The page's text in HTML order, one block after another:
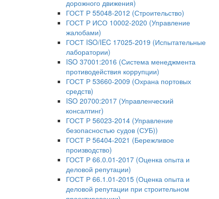
дорожного движения)
ГОСТ Р 55048-2012 (Строительство)
ГОСТ Р ИСО 10002-2020 (Управление
жалобами)
ГОСТ ISO/IEC 17025-2019 (Испытательные
лаборатории)
ISO 37001:2016 (Система менеджмента
противодействия коррупции)
ГОСТ Р 53660-2009 (Охрана портовых
средств)
ISO 20700:2017 (Управленческий
консалтинг)
ГОСТ Р 56023-2014 (Управление
безопасностью судов (СУБ))
ГОСТ Р 56404-2021 (Бережливое
производство)
ГОСТ Р 66.0.01-2017 (Оценка опыта и
деловой репутации)
ГОСТ Р 66.1.01-2015 (Оценка опыта и
деловой репутации при строительном